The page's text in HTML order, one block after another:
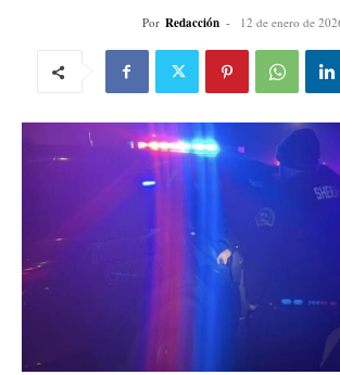
Por Redacción - 12 de enero de